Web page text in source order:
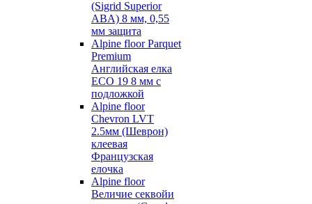
(Sigrid Superior
ABA) 8 мм, 0,55
мм защита
Alpine floor Parquet
Premium
Английская елка
ECO 19 8 мм с
подложкой
Alpine floor
Chevron LVT
2.5мм (Шеврон)
клеевая
Французская
елочка
Alpine floor
Величие секвойи